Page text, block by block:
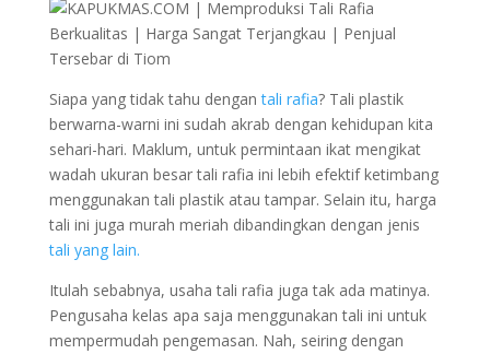
Siapa yang tidak tahu dengantali rafia? Tali plastik
berwarna-warni ini sudah akrab dengan kehidupan kita
sehari-hari. Maklum, untuk permintaan ikat mengikat
wadah ukuran besar tali rafia ini lebih efektif ketimbang
menggunakan tali plastik atau tampar. Selain itu, harga
tali ini juga murah meriah dibandingkan dengan jenis
tali yang lain.
Itulah sebabnya, usaha tali rafia juga tak ada matinya.
Pengusaha kelas apa saja menggunakan tali ini untuk
mempermudah pengemasan. Nah, seiring dengan